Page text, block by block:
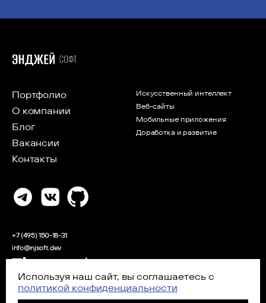
Портфолио
О компании
Блог
Вакансии
Контакты
Искусственный интеллект
Веб-сайты
Мобильные приложения
Доработка и развитие
+7 (495) 150-18-31
info@njsoft.dev
Аккредитованная IT-компания
2026 ООО «ЭНДЖЕЙ СОФТ»
Используя наш сайт, вы соглашаетесь с
политикой конфиденциальности